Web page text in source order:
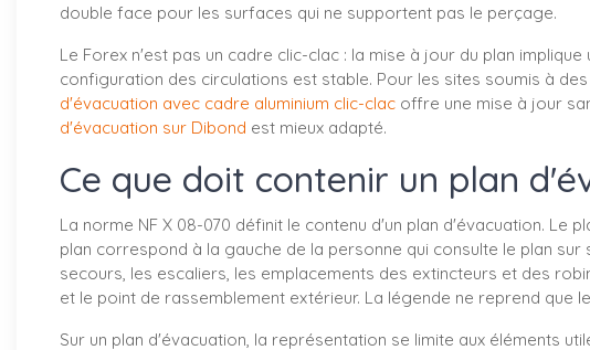
double face pour les surfaces qui ne supportent pas le perçage.
Le Forex n'est pas un cadre clic-clac : la mise à jour du plan
configuration des circulations est stable. Pour les sites soumis à
d'évacuation avec cadre aluminium clic-clac offre une mise à jour
d'évacuation sur Dibond est mieux adapté.
Ce que doit contenir un plan
La norme NF X 08-070 définit le contenu d'un plan d'évacuation.
plan correspond à la gauche de la personne qui consulte le plan
secours, les escaliers, les emplacements des extincteurs et des
et le point de rassemblement extérieur. La légende ne reprend que
Sur un plan d'évacuation, la représentation se limite aux éléments